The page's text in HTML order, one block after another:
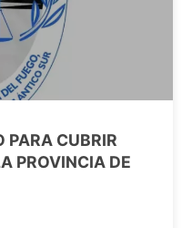
PARA CUBRIR
PROVINCIA DE